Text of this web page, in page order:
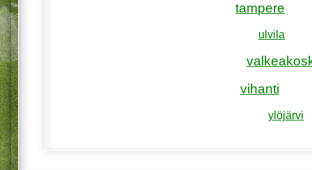
tampere
ulvila
vihanti
ylöjärvi